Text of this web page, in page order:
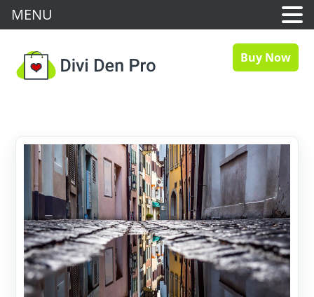
Buy Now
MENU